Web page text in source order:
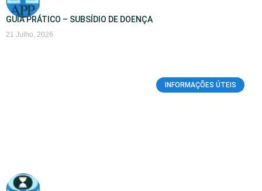
GUIA PRÁTICO – SUBSÍDIO DE DOENÇA
21 Julho, 2026
INFORMAÇÕES ÚTEIS